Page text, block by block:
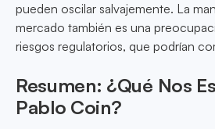
pueden oscilar salvajemente. La
mercado también es una
riesgos regulatorios, que podrían
Resumen: ¿Qué Nos
Pablo Coin?